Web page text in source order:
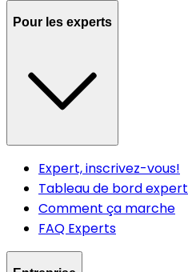
Pour les experts
Expert, inscrivez-vous!
Tableau de bord expert
Comment ça marche
FAQ Experts